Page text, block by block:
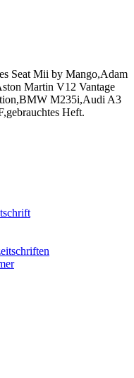
Seat Mii by Mango,Adam
Martin V12 Vantage
M235i,Audi A3
Heft.